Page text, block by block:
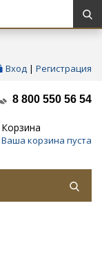
Вход | Регистрация
8 800 550 56 54
Корзина
Ваша корзина пуста